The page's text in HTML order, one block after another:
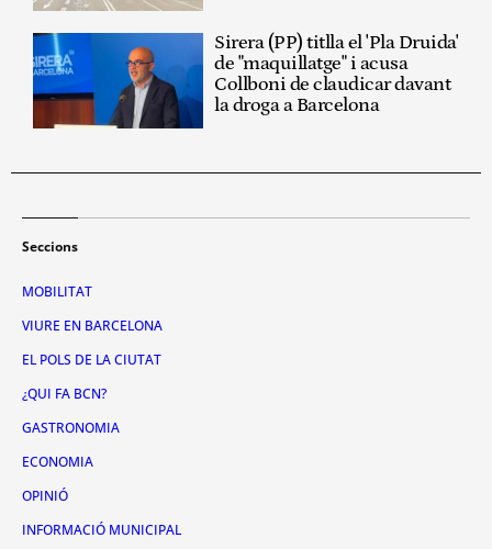
Sirera (PP) titlla el 'Pla Druida'
de "maquillatge" i acusa
Collboni de claudicar davant
la droga a Barcelona
Seccions
MOBILITAT
VIURE EN BARCELONA
EL POLS DE LA CIUTAT
¿QUI FA BCN?
GASTRONOMIA
ECONOMIA
OPINIÓ
INFORMACIÓ MUNICIPAL